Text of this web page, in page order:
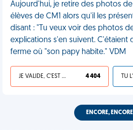
Aujourd'hui, je retire des photos
élèves de CM1 alors qu'il les
disant : "Tu veux voir des photos
explications s'en suivent. C'étaient
ferme où "son papy habite." VDM
JE VALIDE, C'EST UNE VDM 4 404
ENCORE,